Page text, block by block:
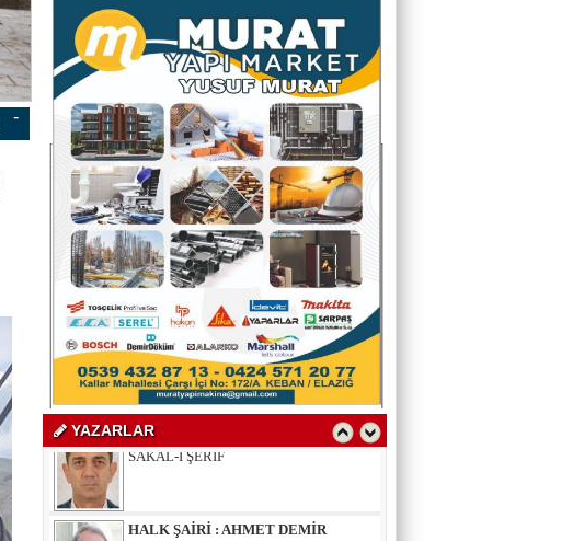
YAZARLAR
Gazi Paşa’nın Açtığı Yolda Dünya
Şampiyonluğu
YAZAR : CEM BAYINDIR
BEDRETTİN CÖMERT (1940-1978)
ÜZERİNE
YAZAR : ALİ OĞUZ
“BEN YUNUSUM OKYANUSLARDAN
GELİYORUM”
YAZAR : SELAHATTİN YALÇINER
YAZAR : AV.LEVENT BİLGİN
SAKAL-I ŞERİF
HALK ŞAİRİ : AHMET DEMİR